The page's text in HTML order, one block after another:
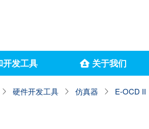
发工具 关于我们
硬件开发工具 仿真器 E-OCD II